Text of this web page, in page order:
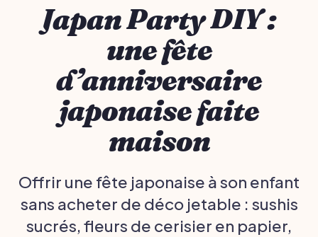
Japan Party DIY :
une fête
d’anniversaire
japonaise faite
maison
Offrir une fête japonaise à son enfant
sans acheter de déco jetable : sushis
sucrés, fleurs de cerisier en papier,